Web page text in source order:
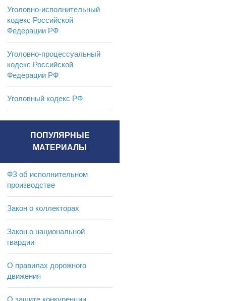
Уголовно-исполнительный
кодекс Российской
Федерации РФ
Уголовно-процессуальный
кодекс Российской
Федерации РФ
Уголовный кодекс РФ
ПОПУЛЯРНЫЕ
МАТЕРИАЛЫ
ФЗ об исполнительном
производстве
Закон о коллекторах
Закон о национальной
гвардии
О правилах дорожного
движения
О защите конкуренции